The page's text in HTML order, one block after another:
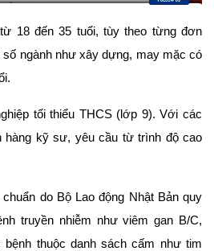
18 đến 35 tuổi, tùy theo từng đơn
số ngành như xây dựng, may mặc có
tối thiểu THCS (lớp 9). Với các
hàng kỹ sư, yêu cầu từ trình độ cao
do Bộ Lao động Nhật Bản quy
truyền nhiễm như viêm gan B/C,
bệnh thuộc danh sách cấm như tim